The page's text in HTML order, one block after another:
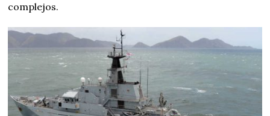
complejos.